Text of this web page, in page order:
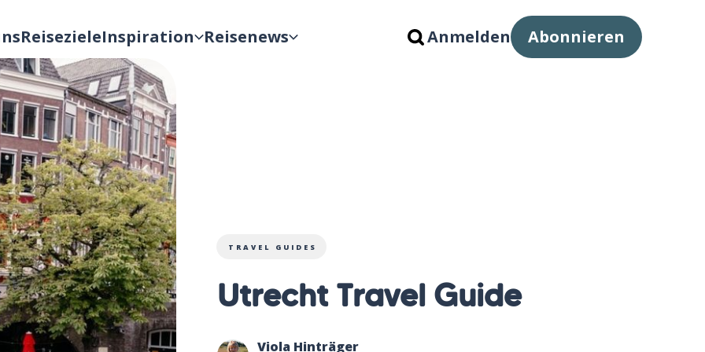
ReisezieleInspiration Reisenews Anmelden Abonnieren
TRAVEL GUIDES
Utrecht Travel Guide
Viola Hinträger